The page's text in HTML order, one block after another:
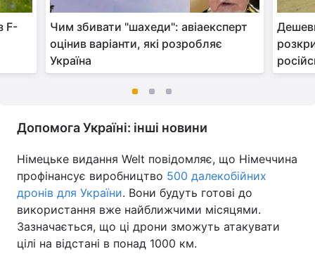
F-
Чим збивати "шахеди": авіаексперт
оцінив варіанти, які розробляє
Україна
Допомога Україні: інші новини
Німецьке видання Welt повідомляє, що Німеччина
профінансує виробництво 500 далекобійних
дронів для України. Вони будуть готові до
використання вже найближчими місяцями.
Зазначається, що ці дрони зможуть атакувати
цілі на відстані в понад 1000 км.